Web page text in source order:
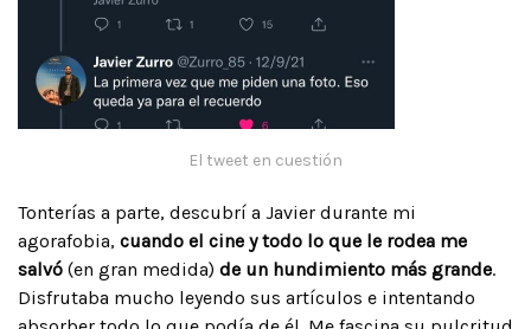
El tweet en cuestión
Tonterías a parte, descubrí a Javier durante mi
agorafobia, cuando el cine y todo lo que le rodea me
salvó (en gran medida) de un hundimiento más grande.
Disfrutaba mucho leyendo sus artículos e intentando